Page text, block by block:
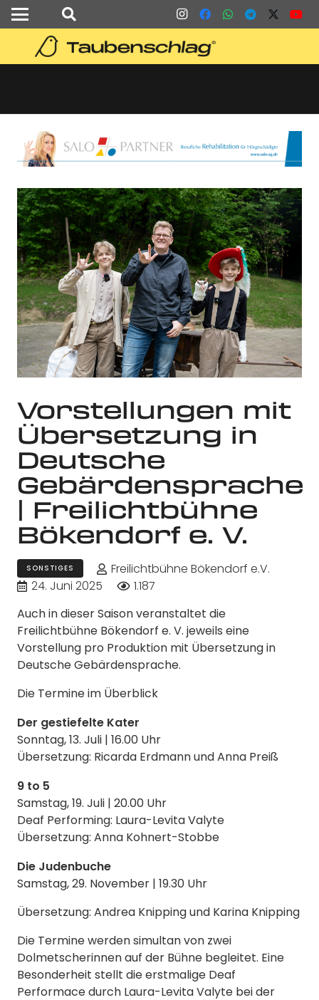
Vorstellungen mit
Übersetzung in
Deutsche
Gebärdensprache
| Freilichtbühne
Bökendorf e. V.
SONSTIGES
Freilichtbühne Bökendorf e.V.
24. Juni 2025
1.187
Auch in dieser Saison veranstaltet die
Freilichtbühne Bökendorf e. V. jeweils eine
Vorstellung pro Produktion mit Übersetzung in
Deutsche Gebärdensprache.
Die Termine im Überblick
Der gestiefelte Kater
Sonntag, 13. Juli | 16.00 Uhr
Übersetzung: Ricarda Erdmann und Anna Preiß
9 to 5
Samstag, 19. Juli | 20.00 Uhr
Deaf Performing: Laura-Levita Valyte
Übersetzung: Anna Kohnert-Stobbe
Die Judenbuche
Samstag, 29. November | 19.30 Uhr
Übersetzung: Andrea Knipping und Karina Knipping
Die Termine werden simultan von zwei
Dolmetscherinnen auf der Bühne begleitet. Eine
Besonderheit stellt die erstmalige Deaf
Performace durch Laura-Levita Valyte bei der